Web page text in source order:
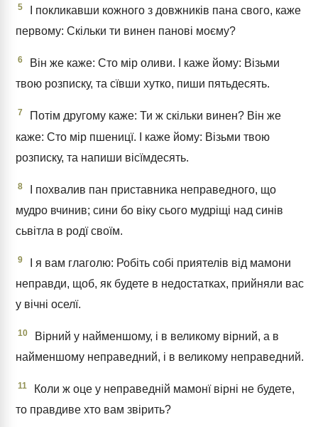
5
І покликавши кожного з довжників пана свого, каже
первому: Скільки ти винен панові моєму?
6
Він же каже: Сто мір оливи. І каже йому: Візьми
твою розписку, та сївши хутко, пиши пятьдесять.
7
Потім другому каже: Ти ж скільки винен? Він же
каже: Сто мір пшеницї. І каже йому: Візьми твою
розписку, та напиши вісїмдесять.
8
І похвалив пан приставника неправедного, що
мудро вчинив; сини бо віку сього мудріщі над синів
сьвітла в родї своїм.
9
І я вам глаголю: Робіть собі приятелів від мамони
неправди, щоб, як будете в недостатках, прийняли вас
у вічні оселї.
10
Вірний у найменшому, і в великому вірний, а в
найменшому неправедний, і в великому неправедний.
11
Коли ж оце у неправедній мамонї вірні не будете,
то правдиве хто вам звірить?